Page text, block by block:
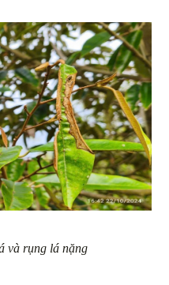
và rụng lá nặng